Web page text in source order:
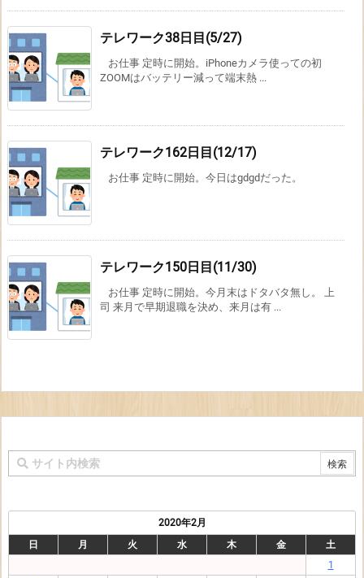
テレワーク38日目(5/27)
お仕事 定時に開始。iPhoneカメラ使っての初
ZOOMはバッテリー減って端末熱 ...
テレワーク162日目(12/17)
お仕事 定時に開始。今日はgdgdだった。
テレワーク150日目(11/30)
お仕事 定時に開始。今月末はドタバタ無し。 上
司 来月で早期退職を決め、来月は有 ...
2020年2月
日
月 火 水 木 金
土
1